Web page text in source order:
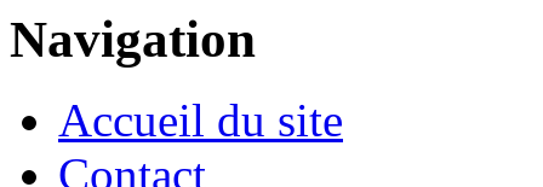
Navigation
Accueil du site
Contact